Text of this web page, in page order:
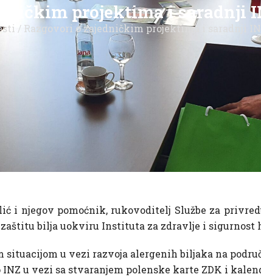
projektima i saradnji
/ Razgovori o zajedničkim projektima i saradnji
i njegov pomoćnik, rukovoditelj Službe za
bilja uokviru Instituta za zdravlje i sigurnost
situacijom u vezi razvoja alergenih biljaka na
u vezi sa stvaranjem polenske karte ZDK i